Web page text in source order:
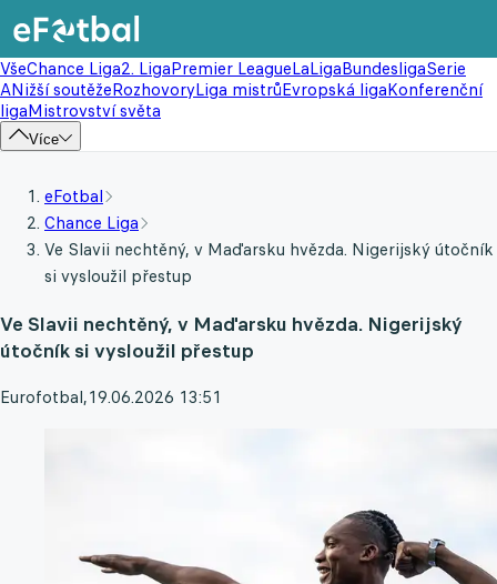
VšeChance Liga2. LigaPremier LeagueLaLigaBundesligaSerie
ANižší soutěžeRozhovoryLiga mistrůEvropská ligaKonferenční
ligaMistrovství světa
Více
eFotbal
Chance Liga
Ve Slavii nechtěný, v Maďarsku hvězda. Nigerijský útočník
si vysloužil přestup
Ve Slavii nechtěný, v Maďarsku hvězda. Nigerijský
útočník si vysloužil přestup
Eurofotbal,19.06.2026 13:51